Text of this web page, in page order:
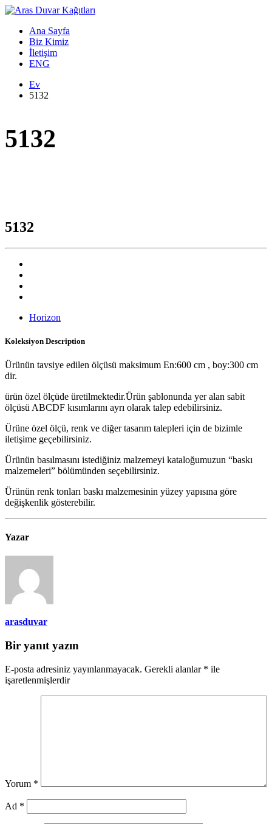
Ana Sayfa
Biz Kimiz
İletişim
ENG
Ev
5132
5132
5132
Horizon
Koleksiyon Description
Ürünün tavsiye edilen ölçüsü maksimum En:600 cm , boy:300 cm
dir.
ürün özel ölçüde üretilmektedir.Ürün şablonunda yer alan sabit
ölçüsü ABCDF kısımlarını ayrı olarak talep edebilirsiniz.
Ürüne özel ölçü, renk ve diğer tasarım talepleri için de bizimle
iletişime geçebilirsiniz.
Ürünün basılmasını istediğiniz malzemeyi kataloğumuzun “baskı
malzemeleri” bölümünden seçebilirsiniz.
Ürünün renk tonları baskı malzemesinin yüzey yapısına göre
değişkenlik gösterebilir.
Yazar
arasduvar
Bir yanıt yazın
E-posta adresiniz yayınlanmayacak. Gerekli alanlar * ile
işaretlenmişlerdir
Yorum *
Ad *